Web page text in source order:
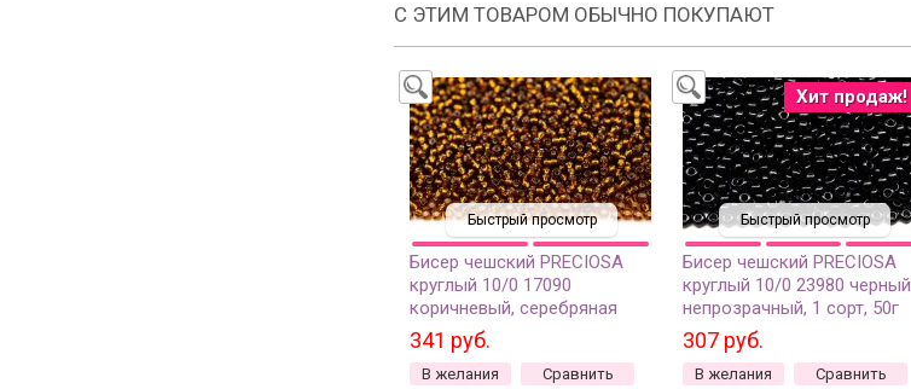
С ЭТИМ ТОВАРОМ ОБЫЧНО ПОКУПАЮТ
Быстрый просмотр
Бисер чешский PRECIOSA
круглый 10/0 17090
коричневый, серебряная
линия внутри, 1 сорт, 50г
341 руб.
В желания Сравнить
Быстрый просмотр
Хит продаж!
Бисер чешский PRECIOSA
круглый 10/0 23980 черный
непрозрачный, 1 сорт, 50г
307 руб.
В желания Сравнить